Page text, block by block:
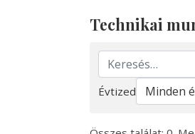
Technikai
Keresés
Évtized